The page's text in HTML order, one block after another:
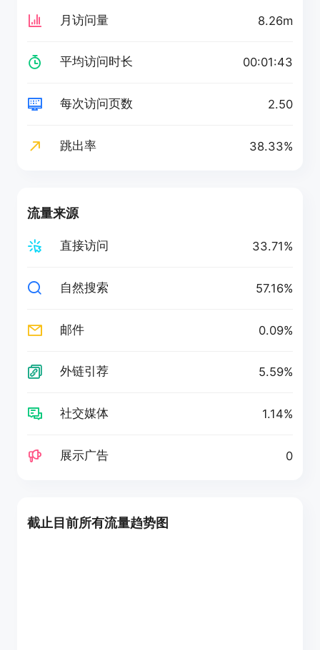
月访问量 8.26m
平均访问时长 00:01:43
每次访问页数 2.50
跳出率 38.33%
流量来源
直接访问 33.71%
自然搜索 57.16%
邮件 0.09%
外链引荐 5.59%
社交媒体 1.14%
展示广告 0
截止目前所有流量趋势图